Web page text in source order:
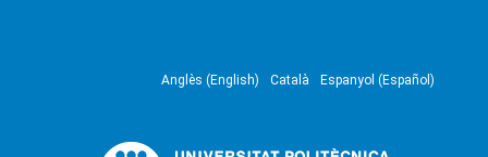
Anglès (English) Català Espanyol (Español)